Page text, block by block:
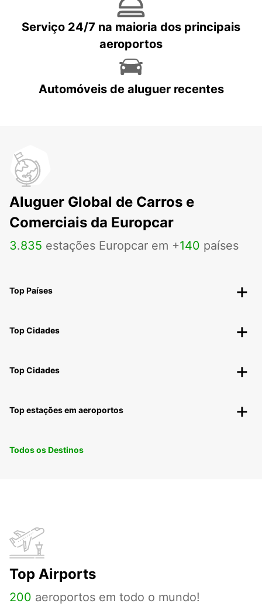
Serviço 24/7 na maioria dos principais
aeroportos
Automóveis de aluguer recentes
Aluguer Global de Carros e
Comerciais da Europcar
3.835 estações Europcar em +140 países
Top Países
Top Cidades
Top Cidades
Top estações em aeroportos
Todos os Destinos
Top Airports
200 aeroportos em todo o mundo!